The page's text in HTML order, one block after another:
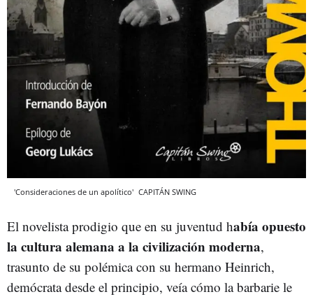
'Consideraciones de un apolítico' CAPITÁN SWING
El novelista prodigio que en su juventud había opuesto
la cultura alemana a la civilización moderna,
trasunto de su polémica con su hermano Heinrich,
demócrata desde el principio, veía cómo la barbarie le